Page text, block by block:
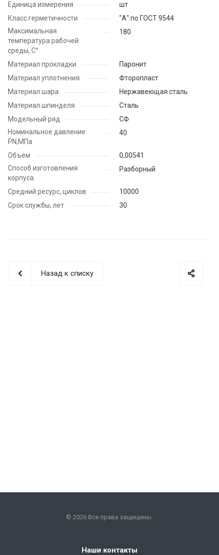
Единица измерения
шт
Класс герметичности
"А" по ГОСТ 9544
Максимальная
температура рабочей
среды, С°
180
Материал прокладки
Паронит
Материал уплотнения
Фторопласт
Материал шара
Нержавеющая сталь
Материал шпинделя
Сталь
Модельный ряд
СФ
Номинальное давление
PN,МПа
40
Объем
0,00541
Способ изготовления
корпуса
Разборный
Средний ресурс, циклов
10000
Срок службы, лет
30
Назад к списку
© 2026 Все права защищены.
Наши контакты